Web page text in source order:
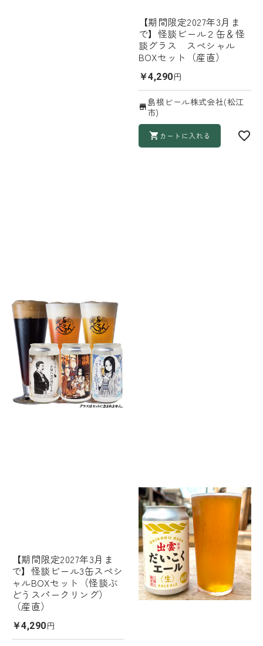
【期間限定2027年3月ま
で】怪談ビール２缶＆怪
談グラス スペシャル
BOXセット（産直）
￥4,290円
島根ビール株式会社(松江
市)
カートに入れる
【期間限定2027年3月ま
で】怪談ビール3缶スペシ
ャルBOXセット（怪談ぶ
どうスパークリング）
（産直）
￥4,290円